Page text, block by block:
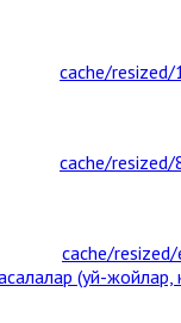
(уй-жойлар,